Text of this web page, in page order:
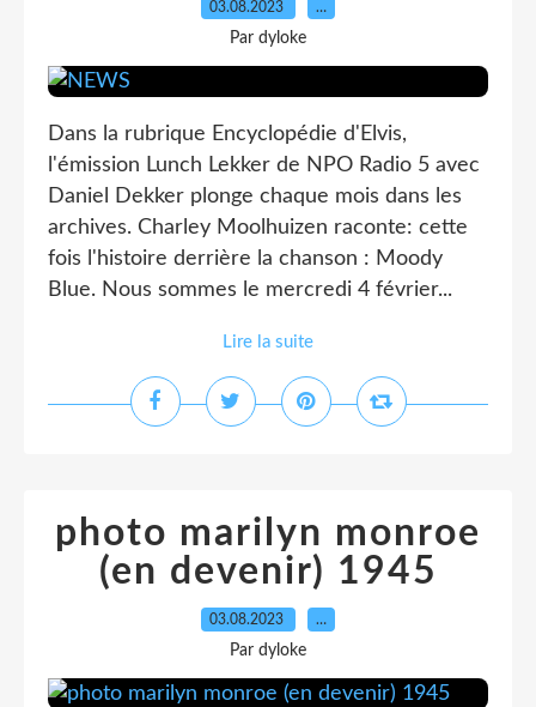
03.08.2023 …
Par dyloke
Dans la rubrique Encyclopédie d'Elvis,
l'émission Lunch Lekker de NPO Radio 5 avec
Daniel Dekker plonge chaque mois dans les
archives. Charley Moolhuizen raconte: cette
fois l'histoire derrière la chanson : Moody
Blue. Nous sommes le mercredi 4 février...
Lire la suite
photo marilyn monroe
(en devenir) 1945
03.08.2023 …
Par dyloke